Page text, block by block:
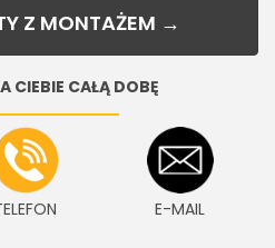
Z MONTAŻEM →
CIEBIE CAŁĄ DOBĘ
E-MAIL